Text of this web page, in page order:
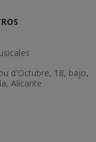
d'Octubre, 18, bajo,
Alicante